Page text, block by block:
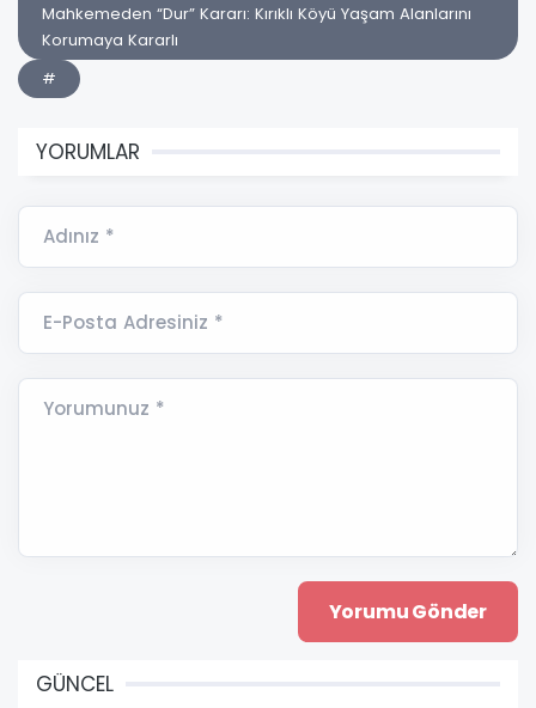
Mahkemeden “Dur” Kararı: Kırıklı Köyü Yaşam Alanlarını
Korumaya Kararlı
#
YORUMLAR
Adınız *
E-Posta Adresiniz *
Yorumunuz *
GÜNCEL